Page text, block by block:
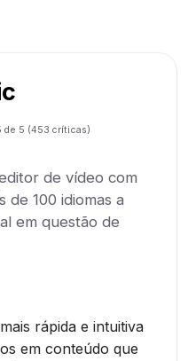
de 5 (453 críticas)
de vídeo com
de 100 idiomas a
em questão de
rápida e intuitiva
em conteúdo que